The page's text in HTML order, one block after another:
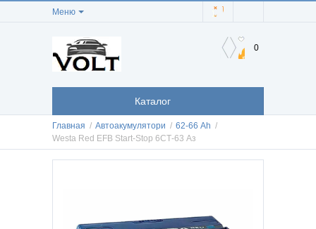
Меню
0
Каталог
Главная / Автоакумулятори / 62-66 Аh /
Westa Red EFB Start-Stop 6СТ-63 Аз